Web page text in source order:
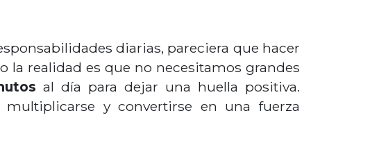
diarias, pareciera que hacer
la realidad es que no necesitamos grandes
al día para dejar una huella positiva.
multiplicarse y convertirse en una fuerza